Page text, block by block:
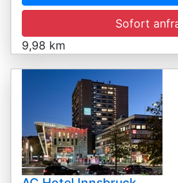
Sofort
9,98 km